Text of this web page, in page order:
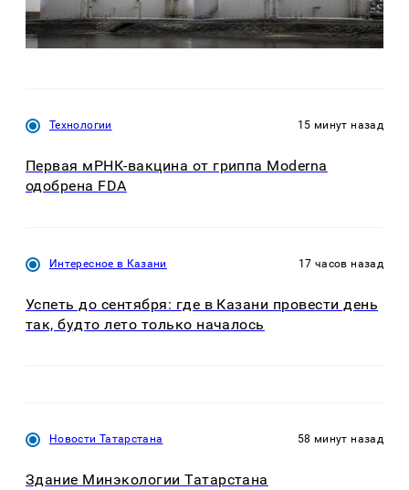
Технологии 15 минут назад
Первая мРНК-вакцина от гриппа Moderna
одобрена FDA
Интересное в Казани 17 часов назад
Успеть до сентября: где в Казани провести день
так, будто лето только началось
Новости Татарстана 58 минут назад
Здание Минэкологии Татарстана